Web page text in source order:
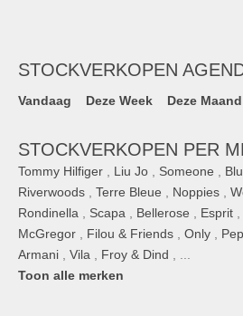
STOCKVERKOPEN
Vandaag Deze Week Deze Maand
STOCKVERKOPEN PER
Tommy Hilfiger Liu Jo Someone
Riverwoods
Terre Bleue Noppies
Rondinella
Scapa Bellerose Esprit
McGregor
Filou & Friends Only
Armani
Vila Froy & Dind
Toon alle merken